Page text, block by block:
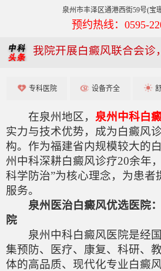
泉州市丰泽区通港西街59号(宝
预约热线：0595-
我院开展白癜风联合会诊
专科医院 设备齐全
在泉州地区， 泉州中科白
实力与技术优势，成为白癜风
构。作为福建省内规模较大的
州中科深耕白癜风诊疗20余年
科学防治”为核心理念，为患者
服务。
泉州医治白癜风优选医院
院
泉州中科白癜风医院是经国
集预防、医疗、康复、科研、
体的高品质、现代化专业白癜